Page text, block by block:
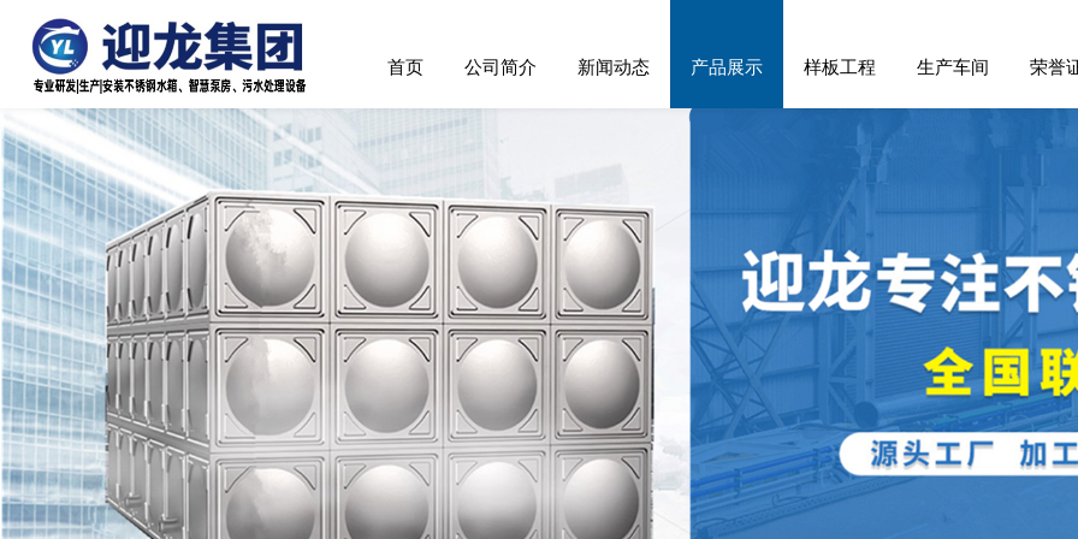
首页 公司简介 新闻动态 产品展示 样板工程 生产车间 荣誉